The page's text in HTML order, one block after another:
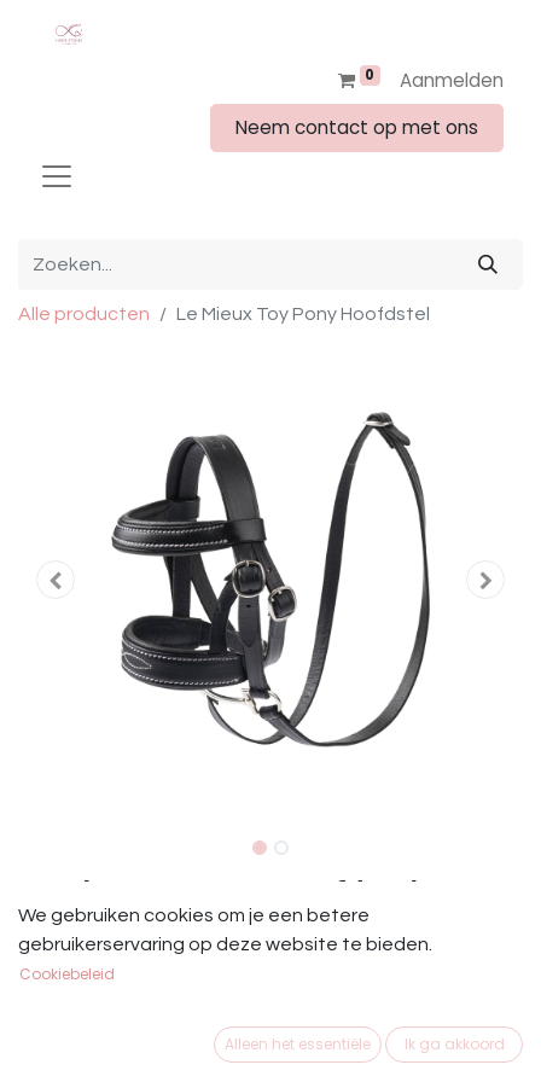
0
Aanmelden
Neem contact op met ons
Alle producten Le Mieux Toy Pony Hoofdstel
Le Mieux Toy Pony Hoofdstel
Le Mieux Toy Pony Hoofdstel
We gebruiken cookies om je een betere
gebruikerservaring op deze website te bieden.
Cookiebeleid
Alleen het essentiële Ik ga akkoord